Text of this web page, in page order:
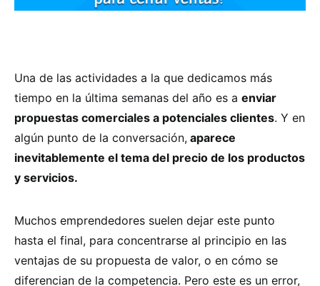
Una de las actividades a la que dedicamos más
tiempo en la última semanas del año es a enviar
propuestas comerciales a potenciales clientes. Y en
algún punto de la conversación, aparece
inevitablemente el tema del precio de los productos
y servicios.
Muchos emprendedores suelen dejar este punto
hasta el final, para concentrarse al principio en las
ventajas de su propuesta de valor, o en cómo se
diferencian de la competencia. Pero este es un error,